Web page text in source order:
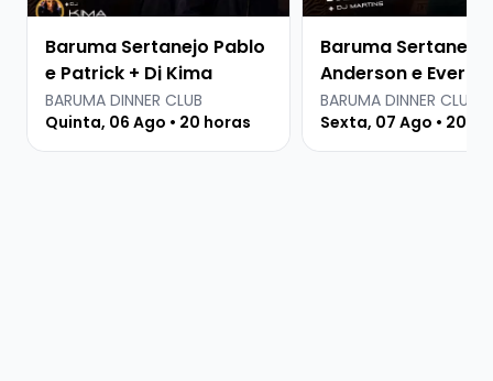
Baruma Sertanejo Pablo
e Patrick + Dj Kima
BARUMA DINNER CLUB
Quinta, 06 Ago • 20 horas
Baruma Sertanejo
Anderson e
Martins
BARUMA DINNER CLUB
Sexta, 07 Ago • 20